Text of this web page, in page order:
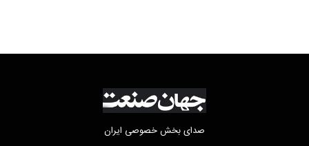
صدای بخش خصوصی ایران